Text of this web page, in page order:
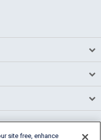
site free, enhance